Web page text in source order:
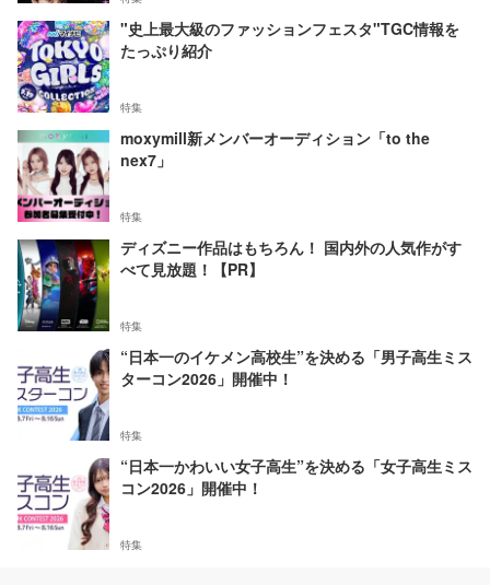
"史上最大級のファッションフェスタ"TGC情報を
たっぷり紹介
特集
moxymill新メンバーオーディション「to the
nex7」
特集
ディズニー作品はもちろん！ 国内外の人気作がす
べて見放題！【PR】
特集
“日本一のイケメン高校生”を決める「男子高生ミス
ターコン2026」開催中！
特集
“日本一かわいい女子高生”を決める「女子高生ミス
コン2026」開催中！
特集